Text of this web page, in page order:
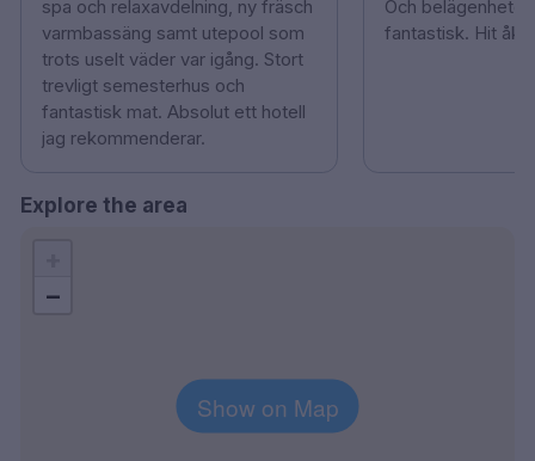
spa och relaxavdelning, ny fräsch
varmbassäng samt utepool som
trots uselt väder var igång. Stort
trevligt semesterhus och
fantastisk mat. Absolut ett hotell
jag rekommenderar.
Och
fantastisk. Hit
Explore the area
Show on Map
−